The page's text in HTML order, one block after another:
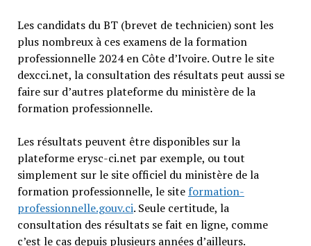
Les candidats du BT (brevet de technicien) sont les
plus nombreux à ces examens de la formation
professionnelle 2024 en Côte d’Ivoire. Outre le site
dexcci.net, la consultation des résultats peut aussi se
faire sur d’autres plateforme du ministère de la
formation professionnelle.
Les résultats peuvent être disponibles sur la
plateforme erysc-ci.net par exemple, ou tout
simplement sur le site officiel du ministère de la
formation professionnelle, le site formation-
professionnelle.gouv.ci. Seule certitude, la
consultation des résultats se fait en ligne, comme
c’est le cas depuis plusieurs années d’ailleurs.